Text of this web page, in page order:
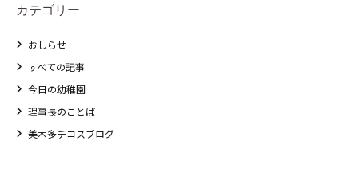
カテゴリー
おしらせ
すべての記事
今日の幼稚園
理事長のことば
美木多チコスブログ